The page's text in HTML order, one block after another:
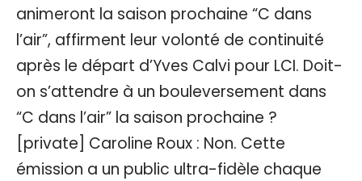
animeront la saison prochaine “C dans
l’air”, affirment leur volonté de continuité
après le départ d’Yves Calvi pour LCI. Doit-
on s’attendre à un bouleversement dans
“C dans l’air” la saison prochaine ?
[private] Caroline Roux : Non. Cette
émission a un public ultra-fidèle chaque